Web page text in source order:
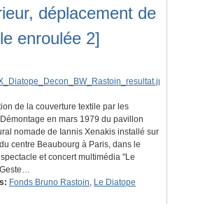
déplacement de
enroulée 2]
de la couverture textile par les
en mars 1979 du pavillon
nomade de Iannis Xenakis installé sur
centre Beaubourg à Paris, dans le
et concert multimédia "Le
Fonds Bruno Rastoin, Le Diatope